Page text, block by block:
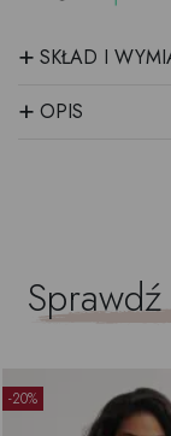
+ SKŁAD I
+ OPIS
-20%